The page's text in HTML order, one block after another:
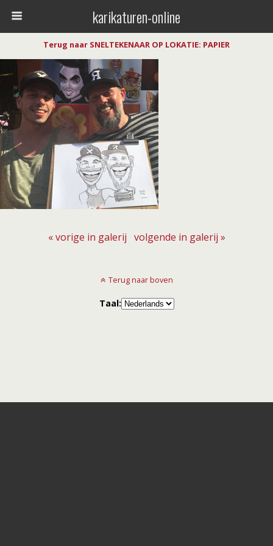
karikaturen-online
Terug naar SNELTEKENAAR OP LOKATIE: PAPIER
« vorige in galerij volgende in galerij »
Terug naar boven
Taal: